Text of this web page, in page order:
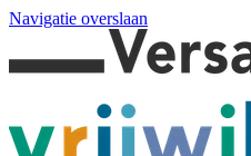
Navigatie overslaan